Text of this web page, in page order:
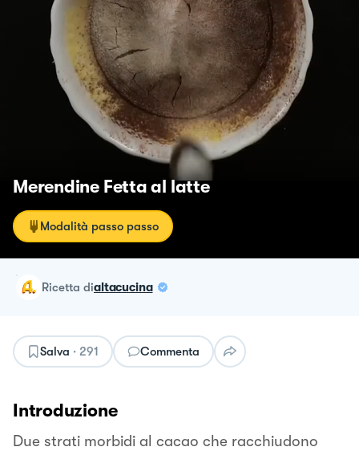
Merendine Fetta al latte
Modalità passo passo
ricetta dialtacucina
Salva · 291 Commenta
Introduzione
Due strati morbidi al cacao che racchiudono